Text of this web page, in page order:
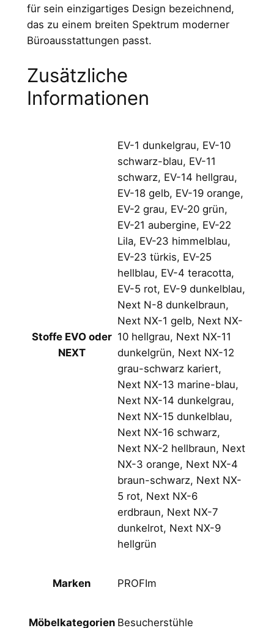
für sein einzigartiges Design bezeichnend,
das zu einem breiten Spektrum moderner
Büroausstattungen passt.
Zusätzliche
Informationen
Stoffe EVO oder
NEXT
EV-1 dunkelgrau, EV-10
schwarz-blau, EV-11
schwarz, EV-14 hellgrau,
EV-18 gelb, EV-19 orange,
EV-2 grau, EV-20 grün,
EV-21 aubergine, EV-22
Lila, EV-23 himmelblau,
EV-23 türkis, EV-25
hellblau, EV-4 teracotta,
EV-5 rot, EV-9 dunkelblau,
Next N-8 dunkelbraun,
Next NX-1 gelb, Next NX-
10 hellgrau, Next NX-11
dunkelgrün, Next NX-12
grau-schwarz kariert,
Next NX-13 marine-blau,
Next NX-14 dunkelgrau,
Next NX-15 dunkelblau,
Next NX-16 schwarz,
Next NX-2 hellbraun, Next
NX-3 orange, Next NX-4
braun-schwarz, Next NX-
5 rot, Next NX-6
erdbraun, Next NX-7
dunkelrot, Next NX-9
hellgrün
Marken PROFIm
Möbelkategorien Besucherstühle